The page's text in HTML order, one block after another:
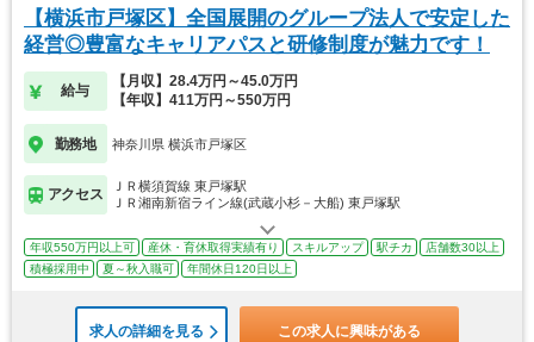
【横浜市戸塚区】全国展開のグループ法人で安定した
経営◎豊富なキャリアパスと研修制度が魅力です！
給与
【月収】28.4万円～45.0万円
【年収】411万円～550万円
勤務地 神奈川県 横浜市戸塚区
アクセス
ＪＲ横須賀線 東戸塚駅
ＪＲ湘南新宿ライン線(武蔵小杉－大船) 東戸塚駅
年収550万円以上可 産休・育休取得実績有り スキルアップ 駅チカ
店舗数30以上
積極採用中
夏～秋入職可 年間休日120日以上
求人の詳細を見る この求人に興味がある